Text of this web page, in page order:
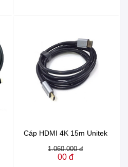
Cáp HDMI 4K 15m Unitek
1.060.000 đ
00 đ